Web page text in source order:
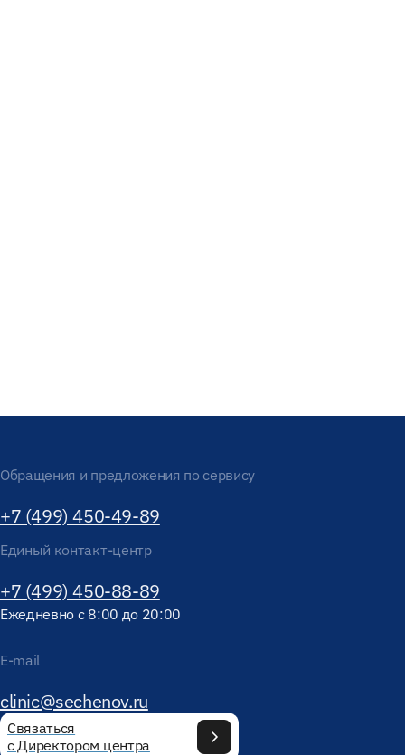
Обращения и предложения по сервису
+7 (499) 450-49-89
Единый контакт-центр
+7 (499) 450-88-89
Ежедневно с 8:00 до 20:00
E-mail
clinic@sechenov.ru
Связаться
с Директором центра